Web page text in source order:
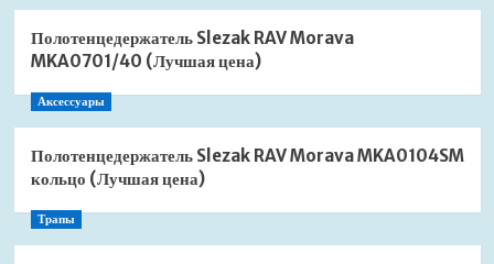
Полотенцедержатель Slezak RAV Morava
MKA0701/40 (Лучшая цена)
Аксессуары
Полотенцедержатель Slezak RAV Morava MKA0104SM
кольцо (Лучшая цена)
Трапы